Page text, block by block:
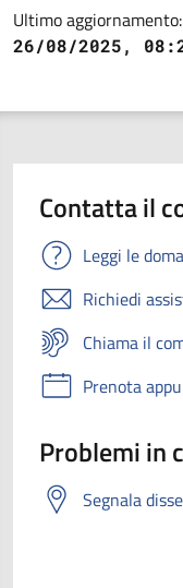
Ultimo aggiornamento:
26/08/2025,
Contatta il
Leggi le
Richiedi
Chiama il
Prenota
Problemi in
Segnala